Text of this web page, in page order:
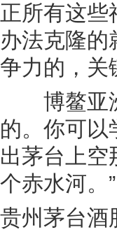
正所有这些
办法克隆的
争力的，关
博鳌亚洲
的。你可以
出茅台上空
个赤水河。”
贵州茅台酒